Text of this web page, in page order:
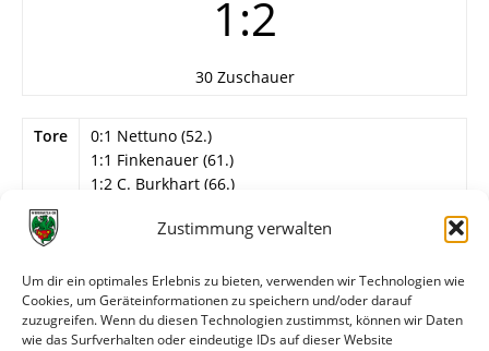
Zustimmung verwalten
Um dir ein optimales Erlebnis zu bieten, verwenden wir Technologien wie
Cookies, um Geräteinformationen zu speichern und/oder darauf
zuzugreifen. Wenn du diesen Technologien zustimmst, können wir Daten
wie das Surfverhalten oder eindeutige IDs auf dieser Website
1:2
30 Zuschauer
Tore
0:1 Nettuno (52.)
1:1 Finkenauer (61.)
1:2 C. Burkhart (66.)
Info
12. Spieltag
Wegner – Mogharebian, Ihrig, Seebach, M.
Kronauer, Teixeira (81. Helf), Reiter, Konnermann,
Greiner (68. Erdmann), C. Burkhart, Nettuno.